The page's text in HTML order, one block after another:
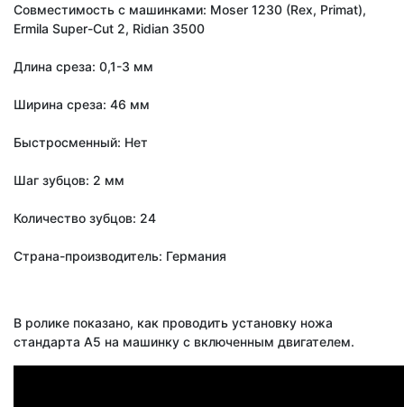
Совместимость с машинками: Moser 1230 (Rex, Primat),
Ermila Super-Cut 2, Ridian 3500
Длина среза: 0,1-3 мм
Ширина среза: 46 мм
Быстросменный: Нет
Шаг зубцов: 2 мм
Количество зубцов: 24
Страна-производитель: Германия
В ролике показано, как проводить установку ножа
стандарта А5 на машинку с включенным двигателем.